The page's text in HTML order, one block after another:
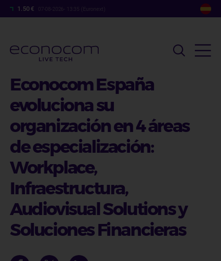
Pasar
al
principal
1.50 € 07-08-2026- 13:35 (Euronext)
Econocom España
evoluciona su
organización en 4 áreas
de especialización:
Workplace,
Infraestructura,
Audiovisual Solutions y
Soluciones Financieras